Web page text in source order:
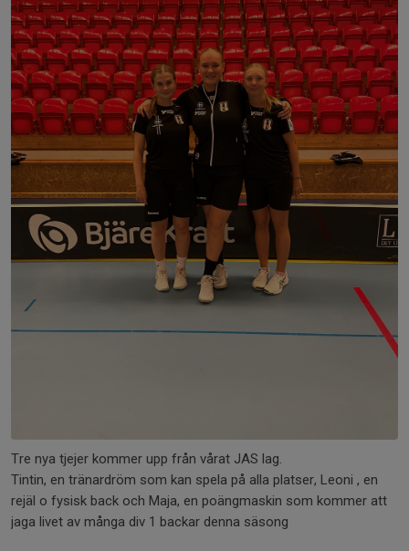
Tre nya tjejer kommer upp från vårat JAS lag.
Tintin, en tränardröm som kan spela på alla platser, Leoni , en
rejäl o fysisk back och Maja, en poängmaskin som kommer att
jaga livet av många div 1 backar denna säsong